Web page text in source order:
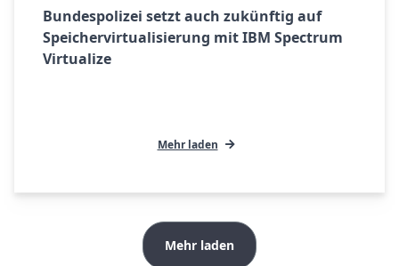
Bundespolizei setzt auch zukünftig auf
Speichervirtualisierung mit IBM Spectrum
Virtualize
Mehr laden
Mehr laden